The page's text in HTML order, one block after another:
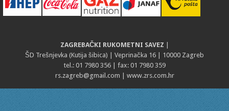
ZAGREBAČKI RUKOMETNI SAVEZ
ŠD Trešnjevka (Kutija šibica) | Veprinačka 16 | 10000 Zagreb
tel.: 01 7980 356 | fax: 01 7980 359
rs.zagreb@gmail.com | www.zrs.com.hr